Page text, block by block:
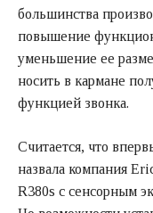
большинства
повышение
уменьшение ее
носить в кармане
функцией звонка.
Считается, что
назвала компания
R380s с сенсорным